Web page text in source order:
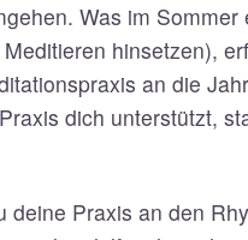
Was im
hinsetzen),
an die
dich unterstützt,
Praxis an den